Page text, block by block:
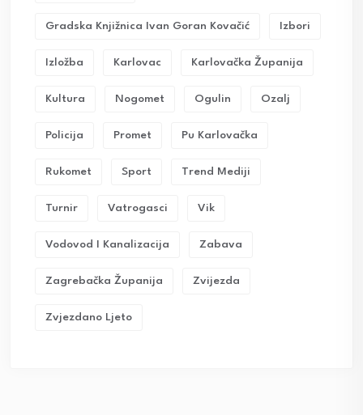
Gradska Knjižnica Ivan Goran Kovačić Izbori
Izložba Karlovac Karlovačka Županija
Kultura Nogomet Ogulin Ozalj
Policija Promet Pu Karlovačka
Rukomet Sport Trend Mediji
Turnir Vatrogasci Vik
Vodovod I Kanalizacija Zabava
Zagrebačka Županija Zvijezda
Zvjezdano Ljeto